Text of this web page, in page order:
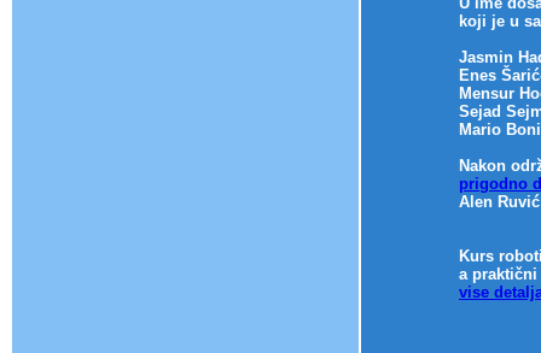
koji je u
Jasmin
Enes
Mensur
Sejad
Mario
Nakon
prigodno
Alen
Kurs
a
vise